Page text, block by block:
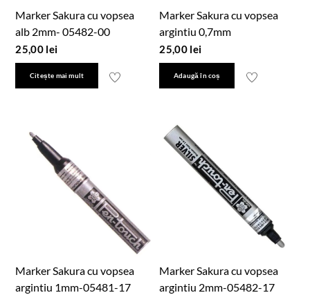
Marker Sakura cu vopsea
alb 2mm- 05482-00
25,00 lei
Citește mai mult
Marker Sakura cu vopsea
argintiu 0,7mm
25,00 lei
Adaugă în coș
Marker Sakura cu vopsea
argintiu 1mm-05481-17
Marker Sakura cu vopsea
argintiu 2mm-05482-17